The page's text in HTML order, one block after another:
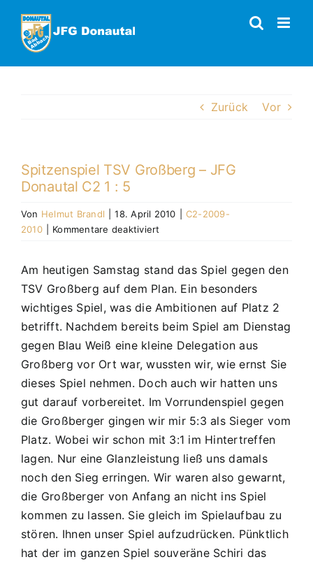
Inhalt
springen
Zurück Vor
Spitzenspiel TSV Großberg – JFG
Donautal C2 1 : 5
Von Helmut Brandl 18. April 2010
C2-2009-
2010
Kommentare deaktiviert
Großberg
–
JFG
Donautal
1
:
5
Am heutigen Samstag stand das Spiel gegen den
TSV Großberg auf dem Plan. Ein besonders
wichtiges Spiel, was die Ambitionen auf Platz 2
betrifft. Nachdem bereits beim Spiel am Dienstag
gegen Blau Weiß eine kleine Delegation aus
Großberg vor Ort war, wussten wir, wie ernst Sie
dieses Spiel nehmen. Doch auch wir hatten uns
gut darauf vorbereitet. Im Vorrundenspiel gegen
die Großberger gingen wir mir 5:3 als Sieger vom
Platz. Wobei wir schon mit 3:1 im Hintertreffen
lagen. Nur eine Glanzleistung ließ uns damals
noch den Sieg erringen. Wir waren also gewarnt,
die Großberger von Anfang an nicht ins Spiel
kommen zu lassen. Sie gleich im Spielaufbau zu
stören. Ihnen unser Spiel aufzudrücken. Pünktlich
hat der im ganzen Spiel souveräne Schiri das